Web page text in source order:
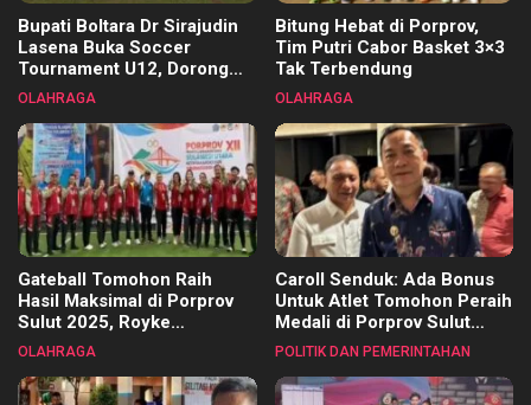
Bupati Boltara Dr Sirajudin
Lasena Buka Soccer
Tournament U12, Dorong
Pembinaan Merata di Setiap
OLAHRAGA
Bitung Hebat di Porprov,
Tim Putri Cabor Basket 3×3
Tak Terbendung
OLAHRAGA
Gateball Tomohon Raih
Hasil Maksimal di Porprov
Sulut 2025, Royke
Tangkawarouw Ucapkan
OLAHRAGA
Caroll Senduk: Ada Bonus
Untuk Atlet Tomohon Peraih
Medali di Porprov Sulut
2025
POLITIK DAN PEMERINTAHAN